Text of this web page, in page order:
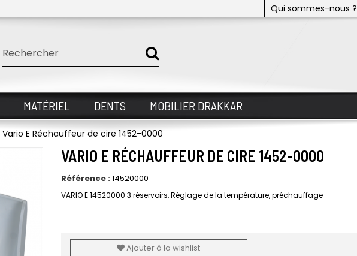
Qui sommes-nous ?
MATÉRIEL DENTS MOBILIER DRAKKAR
Vario E Réchauffeur de cire 1452-0000
VARIO E RÉCHAUFFEUR DE CIRE 1452-0000
Référence :14520000
VARIO E 14520000 3 réservoirs, Réglage de la température, préchauffage
Ajouter à la wishlist